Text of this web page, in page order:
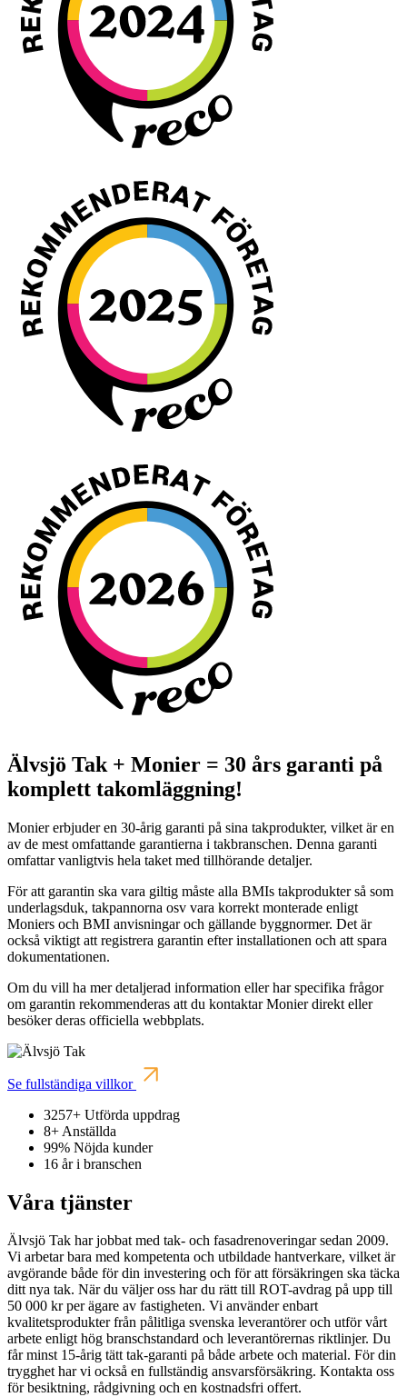
Älvsjö Tak + Monier = 30 års garanti på
komplett takomläggning!
Monier erbjuder en 30-årig garanti på sina takprodukter, vilket är en
av de mest omfattande garantierna i takbranschen. Denna garanti
omfattar vanligtvis hela taket med tillhörande detaljer.
För att garantin ska vara giltig måste alla BMIs takprodukter så som
underlagsduk, takpannorna osv vara korrekt monterade enligt
Moniers och BMI anvisningar och gällande byggnormer. Det är
också viktigt att registrera garantin efter installationen och att spara
dokumentationen.
Om du vill ha mer detaljerad information eller har specifika frågor
om garantin rekommenderas att du kontaktar Monier direkt eller
besöker deras officiella webbplats.
Se fullständiga villkor
3257+ Utförda uppdrag
8+ Anställda
99% Nöjda kunder
16 år i branschen
Våra tjänster
Älvsjö Tak har jobbat med tak- och fasadrenoveringar sedan 2009.
Vi arbetar bara med kompetenta och utbildade hantverkare, vilket är
avgörande både för din investering och för att försäkringen ska täcka
ditt nya tak. När du väljer oss har du rätt till ROT-avdrag på upp till
50 000 kr per ägare av fastigheten. Vi använder enbart
kvalitetsprodukter från pålitliga svenska leverantörer och utför vårt
arbete enligt hög branschstandard och leverantörernas riktlinjer. Du
får minst 15-årig tätt tak-garanti på både arbete och material. För din
trygghet har vi också en fullständig ansvarsförsäkring. Kontakta oss
för besiktning, rådgivning och en kostnadsfri offert.